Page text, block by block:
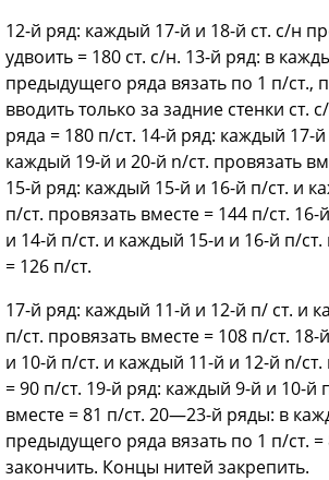
12-й ряд: каждый 17-й и 18-й ст. с/н
удвоить = 180 ст. с/н. 13-й ряд: в
предыдущего ряда вязать по 1 п/ст.,
вводить только за задние стенки ст.
ряда = 180 п/ст. 14-й ряд: каждый 17-
каждый 19-й и 20-й n/ст. провязать
15-й ряд: каждый 15-й и 16-й п/ст. и
п/ст. провязать вместе = 144 п/ст.
и 14-й п/ст. и каждый 15-и и 16-й п/ст.
= 126 п/ст.
17-й ряд: каждый 11-й и 12-й п/ ст. и
п/ст. провязать вместе = 108 п/ст.
и 10-й п/ст. и каждый 11-й и 12-й n/ст.
= 90 п/ст. 19-й ряд: каждый 9-й и 10-й
вместе = 81 п/ст. 20—23-й ряды: в
предыдущего ряда вязать по 1 п/ст. =
закончить. Концы нитей закрепить.